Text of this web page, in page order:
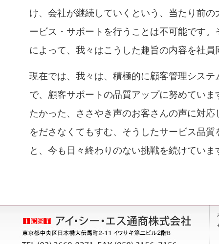
け、会社が継続していくという、当たり前
ービス・サポートを行うことは不可能です
によって、我々はこうした趣旨の内容を社
現在では、我々は、積極的に顧客管理シス
で、顧客サポートの品質アップに努めてい
たかった、ささやき声のお客さんの声に対
をださなくてもすむ、そうしたサービス品
と、今も日々終わりのない挑戦を続けていま